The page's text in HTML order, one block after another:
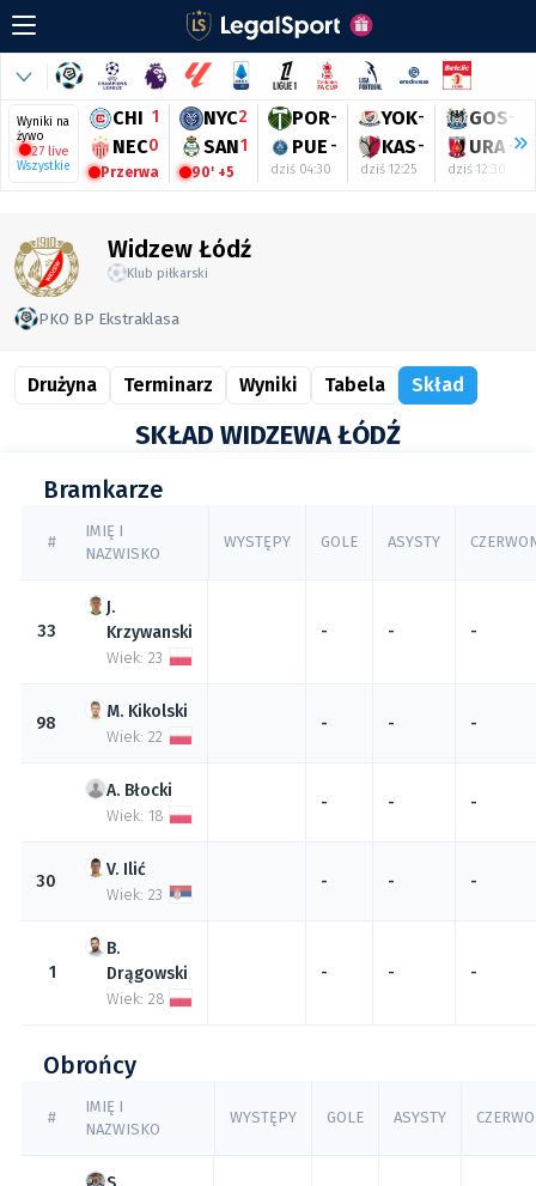
Wyniki na
żywo
27 live
Wszystkie
CHI 1
NEC0
Przerwa
NYC2
SAN1
90' +5
POR-
PUE -
dziś 04:30
YOK-
KAS-
dziś 12:25
GOS-
URA -
dziś 12:30
Widzew Łódź
Klub piłkarski
PKO BP Ekstraklasa
Drużyna Terminarz Wyniki Tabela Skład
SKŁAD WIDZEWA ŁÓDŹ
Bramkarze
#
IMIĘ I
NAZWISKO
WYSTĘPY GOLE ASYSTY
33 Krzywanski
Wiek: 23
- - -
98
Kikolski
Wiek: 22
- - -
Błocki
Wiek: 18
- - -
30
Ilić
Wiek: 23
- - -
1 Drągowski
Wiek: 28
- - -
Obrońcy
#
IMIĘ I
NAZWISKO
WYSTĘPY GOLE ASYSTY